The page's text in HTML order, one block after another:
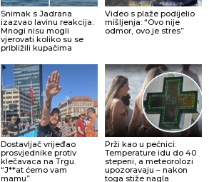
Snimak s Jadrana
izazvao lavinu reakcija:
Mnogi nisu mogli
vjerovati koliko su se
približili kupačima
Video s plaže podijelio
mišljenja: “Ovo nije
odmor, ovo je stres”
Dostavljač vrijeđao
prosvjednike protiv
klečavaca na Trgu.
“J**at ćemo vam
mamu”
Prži kao u pećnici:
Temperature idu do 40
stepeni, a meteorolozi
upozoravaju – nakon
toga stiže nagla